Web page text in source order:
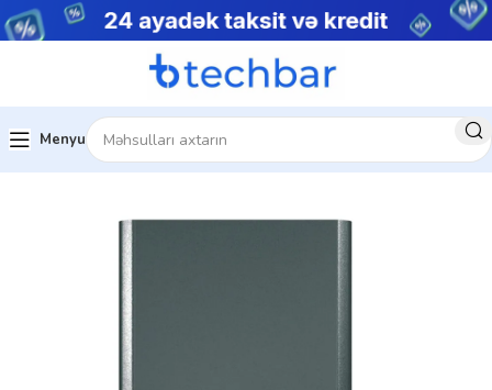
Menyu
Ev Kompüter aksesuarları Xarici SSD